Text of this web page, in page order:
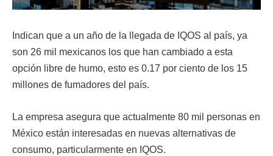
Indican que a un año de la llegada de IQOS al país, ya
son 26 mil mexicanos los que han cambiado a esta
opción libre de humo, esto es 0.17 por ciento de los 15
millones de fumadores del país.
La empresa asegura que actualmente 80 mil personas en
México están interesadas en nuevas alternativas de
consumo, particularmente en IQOS.